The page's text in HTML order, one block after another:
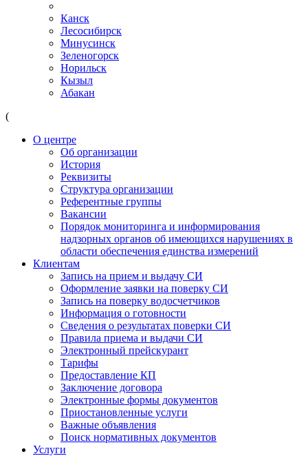
Канск
Лесосибирск
Минусинск
Зеленогорск
Норильск
Кызыл
Абакан
(
О центре
Об организации
История
Реквизиты
Структура организации
Референтные группы
Вакансии
Порядок мониторинга и информирования
надзорных органов об имеющихся нарушениях в
области обеспечения единства измерений
Клиентам
Запись на прием и выдачу СИ
Оформление заявки на поверку СИ
Запись на поверку водосчетчиков
Информация о готовности
Сведения о результатах поверки СИ
Правила приема и выдачи СИ
Электронный прейскурант
Тарифы
Предоставление КП
Заключение договора
Электронные формы документов
Приостановленные услуги
Важные объявления
Поиск нормативных документов
Услуги